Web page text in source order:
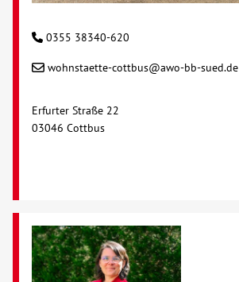
0355 38340-620
wohnstaette-cottbus@awo-bb-sued.de
Erfurter Straße 22
03046 Cottbus